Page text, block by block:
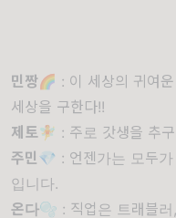
민짱🌈 : 이 세상의 귀여
세상을 구한다!!
제토🧚 : 주로 갓생을 추
주민💎 : 언젠가는 모두
입니다.
온다🫧 : 직업은 트래블